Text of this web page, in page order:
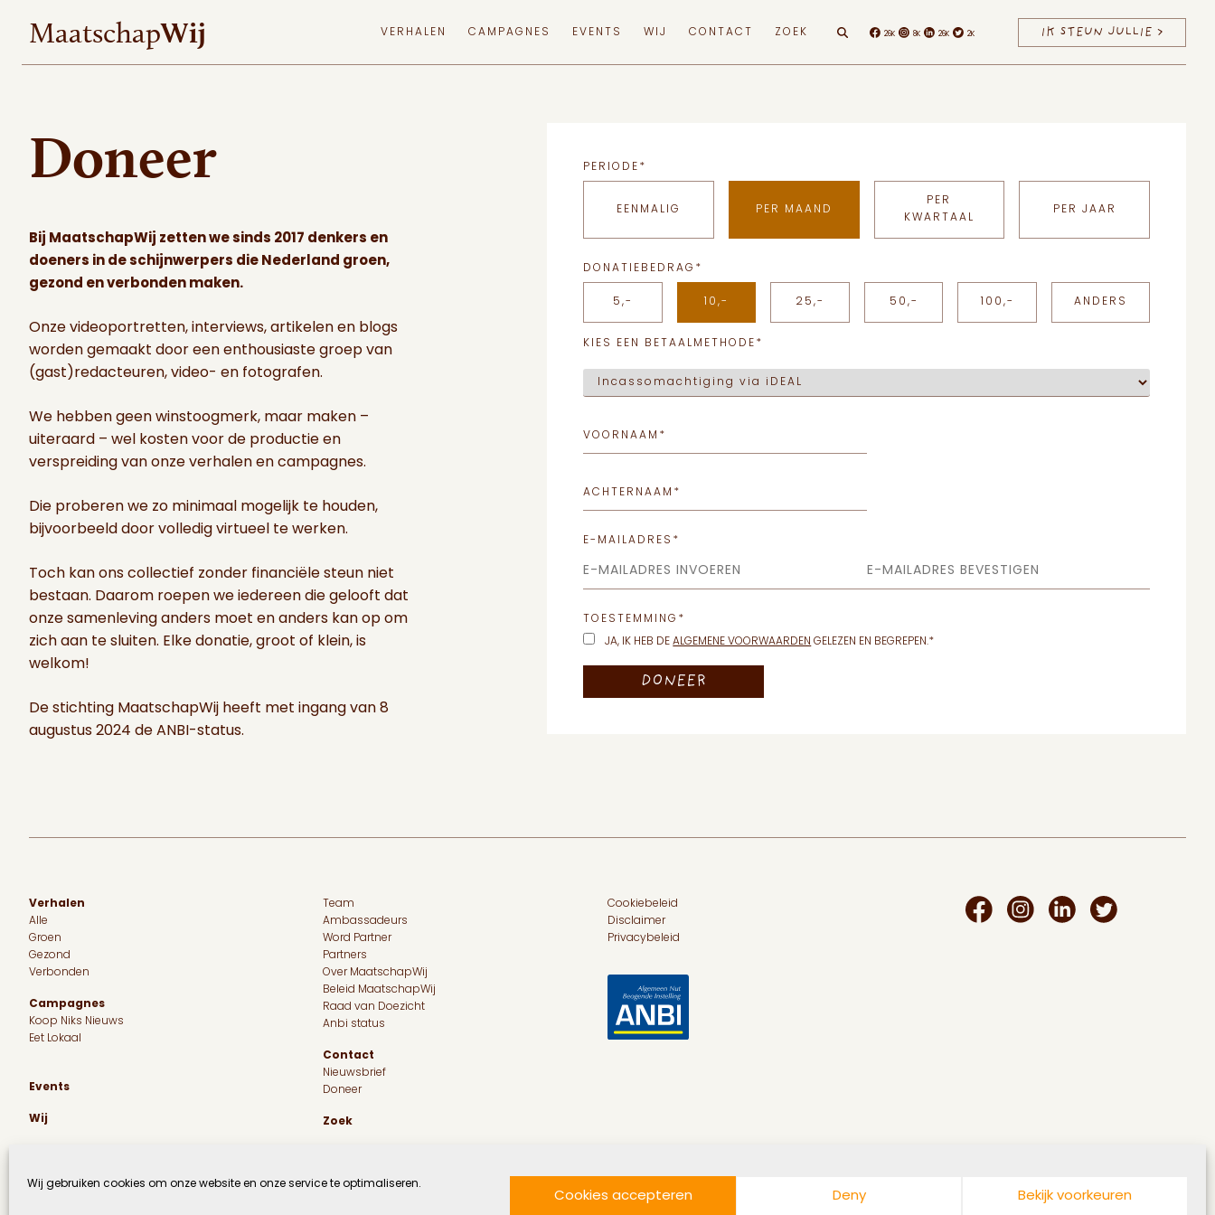
Wij gebruiken cookies om onze website en onze service te optimaliseren.
Cookies accepteren Deny Bekijk voorkeuren
MaatschapWij
MaatschapWij VERHALEN CAMPAGNES EVENTS WIJ CONTACT ZOEK Facebook
26K Instagram
8K Linkedin
26K Twitter
2K IK STEUN JULLIE >
Doneer
Bij MaatschapWij zetten we sinds 2017 denkers en
doeners in de schijnwerpers die Nederland groen,
gezond en verbonden maken.
Onze videoportretten, interviews, artikelen en blogs
worden gemaakt door een enthousiaste groep van
(gast)redacteuren, video- en fotografen.
We hebben geen winstoogmerk, maar maken –
uiteraard – wel kosten voor de productie en
verspreiding van onze verhalen en campagnes.
Die proberen we zo minimaal mogelijk te houden,
bijvoorbeeld door volledig virtueel te werken.
Toch kan ons collectief zonder financiële steun niet
bestaan. Daarom roepen we iedereen die gelooft dat
onze samenleving anders moet en anders kan op om
zich aan te sluiten. Elke donatie, groot of klein, is
welkom!
De stichting MaatschapWij heeft met ingang van 8
augustus 2024 de ANBI-status.
PERIODE *
EENMALIG PER MAAND
PER
KWARTAAL
PER JAAR
DONATIEBEDRAG *
5,- 10,- 25,- 50,- 100,- ANDERS
KIES EEN BETAALMETHODE *
VOORNAAM *
ACHTERNAAM *
E-MAILADRES *
TOESTEMMING *
JA, IK HEB DEALGEMENE VOORWAARDEN GELEZEN EN BEGREPEN.*
Verhalen
Alle
Groen
Gezond
Verbonden
Campagnes
Koop Niks Nieuws
Eet Lokaal
Events
Wij
Team
Ambassadeurs
Word Partner
Partners
Over MaatschapWij
Beleid MaatschapWij
Raad van Doezicht
Anbi status
Contact
Nieuwsbrief
Doneer
Zoek
Cookiebeleid
Disclaimer
Privacybeleid
FacebookInstagramLinkedin Twitter